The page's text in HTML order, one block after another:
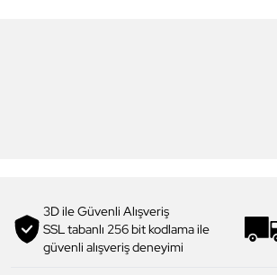
3D ile Güvenli Alışveriş
SSL tabanlı 256 bit kodlama ile
güvenli alışveriş deneyimi